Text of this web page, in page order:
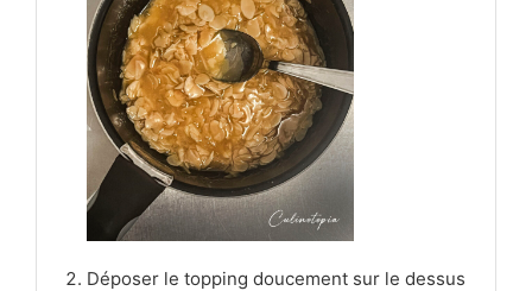
Déposer le topping doucement sur le dessus